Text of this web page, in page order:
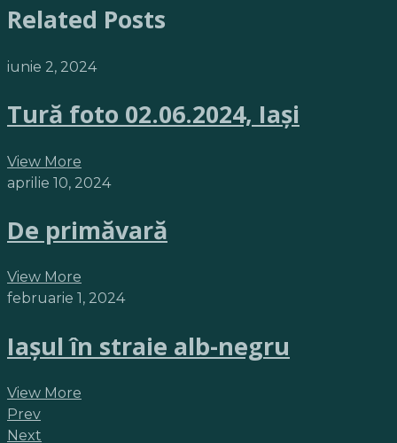
Related Posts
iunie 2, 2024
Tură foto 02.06.2024, Iași
View More
aprilie 10, 2024
De primăvară
View More
februarie 1, 2024
Iașul în straie alb-negru
View More
Prev
Next